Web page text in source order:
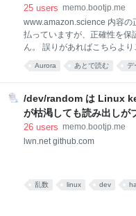
性（永続化）と一貫性に課題
もの 先行研究と比べてどこ
Clusterの課題 Redisでは非同
いており、プライマリーノー
マリーノードからレプリケ
る フェイルオーバー後プライ
25 users memo.bootjp.me
www.amazon.science 内容の
払っていますが、正確性を保
ん。 誤りがあればこちらよ
いです。 どんなもの？
タンス方式からオンデマンド
についてまとめているもの
で顕在化した課題を Aurora
るまでをメインに扱っている
ンスタンスをマッピングする
ではDBエンジンに新機能が
Aurora あとで読む デ
/dev/random は Linux
が枯渇しても読み出し
のメモ帳
26 users memo.bootjp.me
lwn.net github.com
乱数 linux dev